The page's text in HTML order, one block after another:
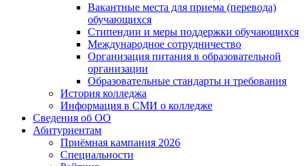
Вакантные места для приема (перевода)
обучающихся
Стипендии и меры поддержки обучающихся
Международное сотрудничество
Организация питания в образовательной
организации
Образовательные стандарты и требования
История колледжа
Информация в СМИ о колледже
Сведения об ОО
Абитуриентам
Приёмная кампания 2026
Специальности